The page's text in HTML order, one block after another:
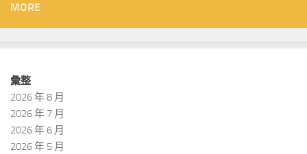
MORE
彙整
2026 年 8 月
2026 年 7 月
2026 年 6 月
2026 年 5 月